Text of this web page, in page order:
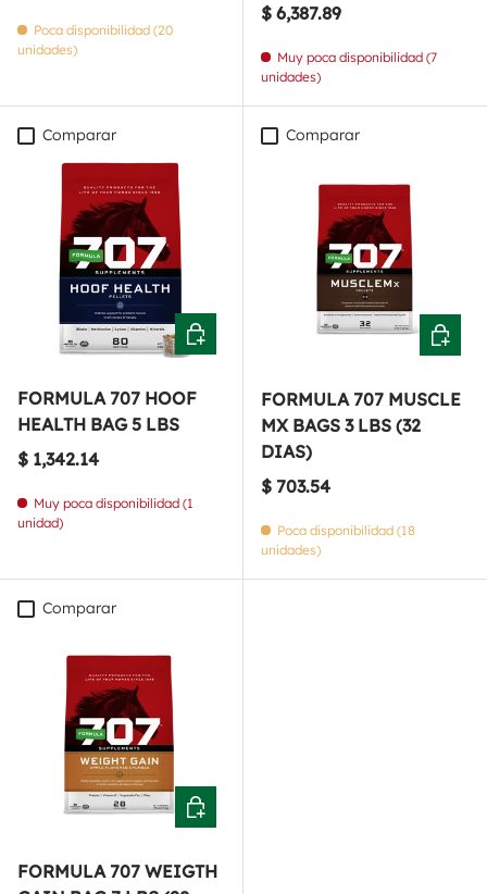
Poca disponibilidad (20
unidades)
Precio normal
$ 6,387.89
Muy poca disponibilidad (7
unidades)
Comparar
FORMULA 707 HOOF
HEALTH BAG 5 LBS
Precio normal
$ 1,342.14
Muy poca disponibilidad (1
unidad)
Añadir al carrito
Comparar
FORMULA 707 MUSCLE
MX BAGS 3 LBS (32
DIAS)
Precio normal
$ 703.54
Poca disponibilidad (18
unidades)
Añadir
Comparar
FORMULA 707 WEIGTH
Añadir al carrito